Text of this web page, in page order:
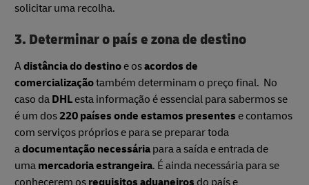
solicitar uma recolha.
3. Determinar o país e zona de destino
Adistância do destino e osacordos de
comercializaçãotambém determinam o preço final. No
caso da DHL esta informação é essencial para sabermos se
é um dos220 países onde estamos presentes e contamos
com serviços próprios e para se preparar toda
adocumentação necessária para a saída e entrada de
uma mercadoria estrangeira. É ainda necessária para se
conhecerem os requisitos aduaneiros do país e